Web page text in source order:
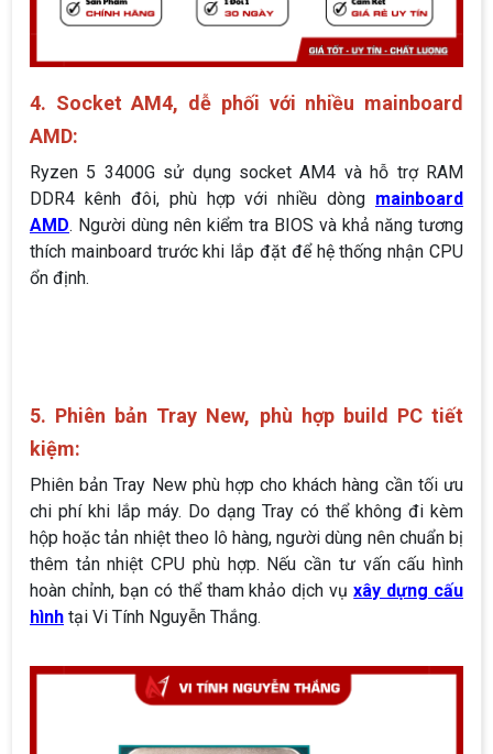
4. Socket AM4, dễ phối với nhiều mainboard
AMD:
Ryzen 5 3400G sử dụng socket AM4 và hỗ trợ RAM
DDR4 kênh đôi, phù hợp với nhiều dòng mainboard
AMD. Người dùng nên kiểm tra BIOS và khả năng tương
thích mainboard trước khi lắp đặt để hệ thống nhận CPU
ổn định.
5. Phiên bản Tray New, phù hợp build PC tiết
kiệm:
Phiên bản Tray New phù hợp cho khách hàng cần tối ưu
chi phí khi lắp máy. Do dạng Tray có thể không đi kèm
hộp hoặc tản nhiệt theo lô hàng, người dùng nên chuẩn bị
thêm tản nhiệt CPU phù hợp. Nếu cần tư vấn cấu hình
hoàn chỉnh, bạn có thể tham khảo dịch vụxây dựng cấu
hình tại Vi Tính Nguyễn Thắng.